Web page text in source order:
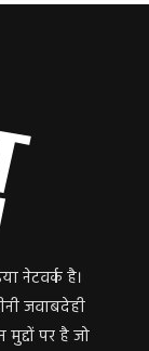
नेटवर्क है।
जवाबदेही
पर है जो